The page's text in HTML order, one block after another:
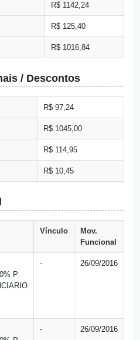
R$ 1142,24
R$ 125,40
R$ 1016,84
/ Descontos
R$ 97,24
R$ 1045,00
R$ 114,95
R$ 10,45
Vínculo
Mov.
Funcional
P
- 26/09/2016
- 26/09/2016